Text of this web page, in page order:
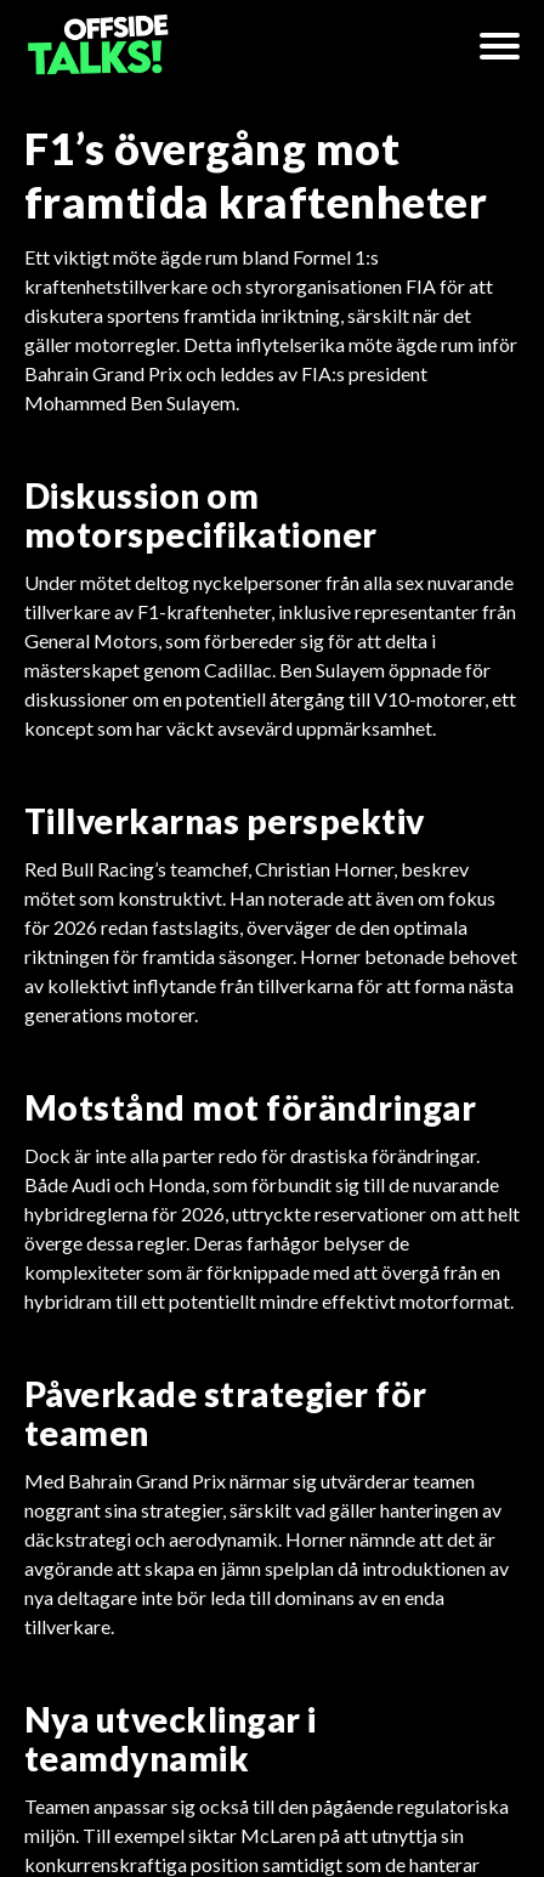
F1’s övergång mot
framtida kraftenheter
Ett viktigt möte ägde rum bland Formel 1:s
kraftenhetstillverkare och styrorganisationen FIA för att
diskutera sportens framtida inriktning, särskilt när det
gäller motorregler. Detta inflytelserika möte ägde rum inför
Bahrain Grand Prix och leddes av FIA:s president
Mohammed Ben Sulayem.
Diskussion om
motorspecifikationer
Under mötet deltog nyckelpersoner från alla sex nuvarande
tillverkare av F1-kraftenheter, inklusive representanter från
General Motors, som förbereder sig för att delta i
mästerskapet genom Cadillac. Ben Sulayem öppnade för
diskussioner om en potentiell återgång till V10-motorer, ett
koncept som har väckt avsevärd uppmärksamhet.
Tillverkarnas perspektiv
Red Bull Racing’s teamchef, Christian Horner, beskrev
mötet som konstruktivt. Han noterade att även om fokus
för 2026 redan fastslagits, överväger de den optimala
riktningen för framtida säsonger. Horner betonade behovet
av kollektivt inflytande från tillverkarna för att forma nästa
generations motorer.
Motstånd mot förändringar
Dock är inte alla parter redo för drastiska förändringar.
Både Audi och Honda, som förbundit sig till de nuvarande
hybridreglerna för 2026, uttryckte reservationer om att helt
överge dessa regler. Deras farhågor belyser de
komplexiteter som är förknippade med att övergå från en
hybridram till ett potentiellt mindre effektivt motorformat.
Påverkade strategier för
teamen
Med Bahrain Grand Prix närmar sig utvärderar teamen
noggrant sina strategier, särskilt vad gäller hanteringen av
däckstrategi och aerodynamik. Horner nämnde att det är
avgörande att skapa en jämn spelplan då introduktionen av
nya deltagare inte bör leda till dominans av en enda
tillverkare.
Nya utvecklingar i
teamdynamik
Teamen anpassar sig också till den pågående regulatoriska
miljön. Till exempel siktar McLaren på att utnyttja sin
konkurrenskraftiga position samtidigt som de hanterar